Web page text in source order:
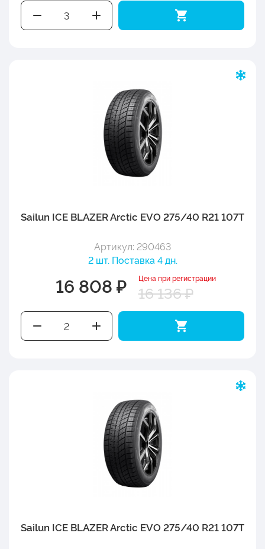
Sailun ICE BLAZER Arctic EVO 275/40 R21 107T
Артикул: 290463
2 шт. Поставка 4 дн.
16 808 ₽ Цена при регистрации
16 136 ₽
Sailun ICE BLAZER Arctic EVO 275/40 R21 107T